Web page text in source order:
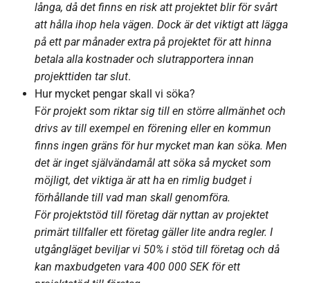
långa, då det finns en risk att projektet blir för svårt
att hålla ihop hela vägen. Dock är det viktigt att lägga
på ett par månader extra på projektet för att hinna
betala alla kostnader och slutrapportera innan
projekttiden tar slut.
Hur mycket pengar skall vi söka?
För projekt som riktar sig till en större allmänhet och
drivs av till exempel en förening eller en kommun
finns ingen gräns för hur mycket man kan söka. Men
det är inget självändamål att söka så mycket som
möjligt, det viktiga är att ha en rimlig budget i
förhållande till vad man skall genomföra.
För projektstöd till företag där nyttan av projektet
primärt tillfaller ett företag gäller lite andra regler. I
utgångläget beviljar vi 50% i stöd till företag och då
kan maxbudgeten vara 400 000 SEK för ett